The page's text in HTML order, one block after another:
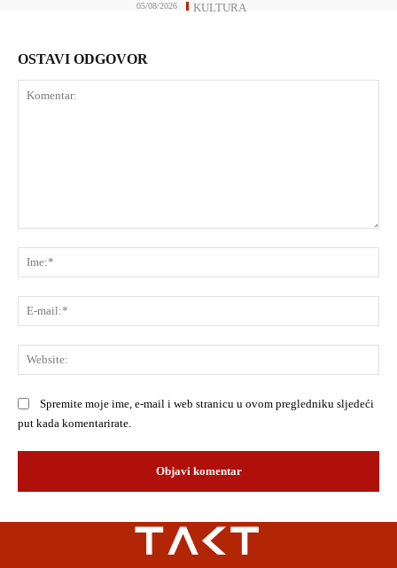
KULTURA
05/08/2026
OSTAVI ODGOVOR
Spremite moje ime, e-mail i web stranicu u ovom pregledniku sljedeći
put kada komentarirate.